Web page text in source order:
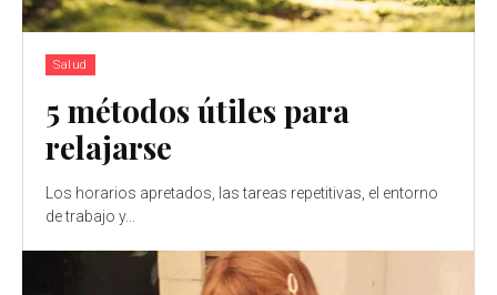
Salud
5 métodos útiles para
relajarse
Los horarios apretados, las tareas repetitivas, el entorno
de trabajo y...